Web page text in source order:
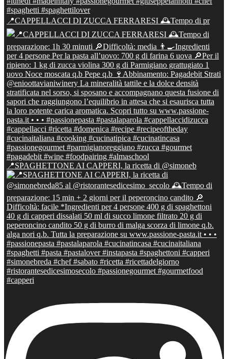
📍CAPPELLACCI DI ZUCCA FERRARESI 🕰Tempo di pr
📍SPAGHETTONE AI CAPPERI, la ricetta di @simoneb